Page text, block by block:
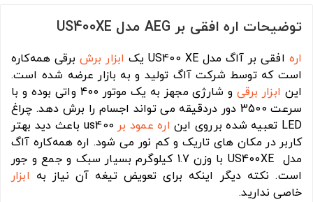
توضیحات اره افقی بر AEG مدل US400XE
اره افقی بر آاگ مدل US400 XE یک ابزار برشبرقی همه‌کاره
است که توسط شرکت آاگ تولید و به بازار عرضه شده است.
این ابزار برقی
و شارژی مجهز به یک موتور 400 واتی بوده و با
سرعت 3500 دور دردقیقه می تواند اجسام را برش دهد. چراغ
LED تعبیه شده برروی این
اره عمود بر
us400 باعث دید بهتر
کاربر در مکان های تاریک و کم نور می شود. اره همه‌کاره آاگ
مدل US400XE با وزن 1.7 کیلوگرم بسیار سبک و جمع و جور
است. نکته دیگر اینکه برای تعویض تیغه آن نیاز به ابزار
خاصی ندارید.